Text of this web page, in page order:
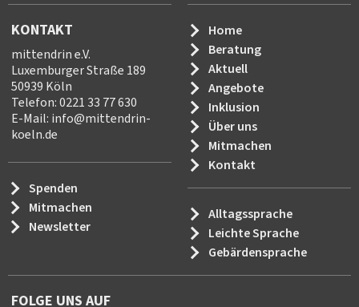
KONTAKT
mittendrin e.V.
Luxemburger Straße 189
50939 Köln
Telefon: 0221 33 77 630
E-Mail: info@mittendrin-
koeln.de
Spenden
Mitmachen
Newsletter
Home
Beratung
Aktuell
Angebote
Inklusion
Über uns
Mitmachen
Kontakt
Alltagssprache
Leichte Sprache
Gebärdensprache
FOLGE UNS AUF